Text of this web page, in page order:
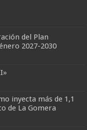
del Plan
2027-2030
inyecta más de 1,1
de La Gomera